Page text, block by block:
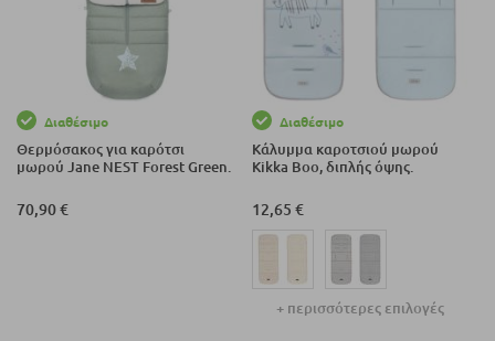
Διαθέσιμο
Θερμόσακος για καρότσι
μωρού Jane NEST Forest Green.
70,90 €
Διαθέσιμο
Κάλυμμα καροτσιού μωρού
Kikka Boo, διπλής όψης.
12,65 €
+ περισσότερες επιλογές